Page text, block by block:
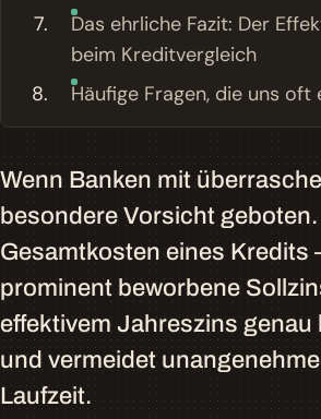
Das ehrliche Fazit: Der
beim Kreditvergleich
Häufige Fragen, die uns oft
Wenn Banken mit
besondere Vorsicht
Gesamtkosten eines Kredits
prominent beworbene
effektivem Jahreszins
und vermeidet
Laufzeit.